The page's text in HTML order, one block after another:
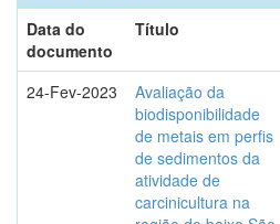
Data do
documento
Título
24-Fev-2023
Avaliação da
biodisponibilidade
de metais em perfis
de sedimentos da
atividade de
carcinicultura na